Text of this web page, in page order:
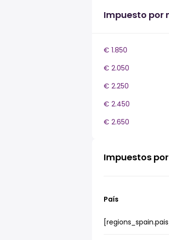
Impuesto por
€ 1.850
€ 2.050
€ 2.250
€ 2.450
€ 2.650
Impuestos
País